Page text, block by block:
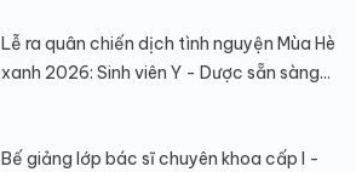
Lễ ra quân chiến dịch tình nguyện Mùa Hè
xanh 2026: Sinh viên Y - Dược sẵn sàng...
Bế giảng lớp bác sĩ chuyên khoa cấp I -